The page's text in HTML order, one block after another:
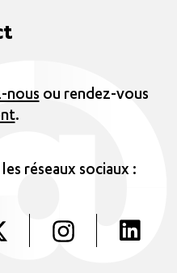
nousou rendez-vous
.
réseaux sociaux :